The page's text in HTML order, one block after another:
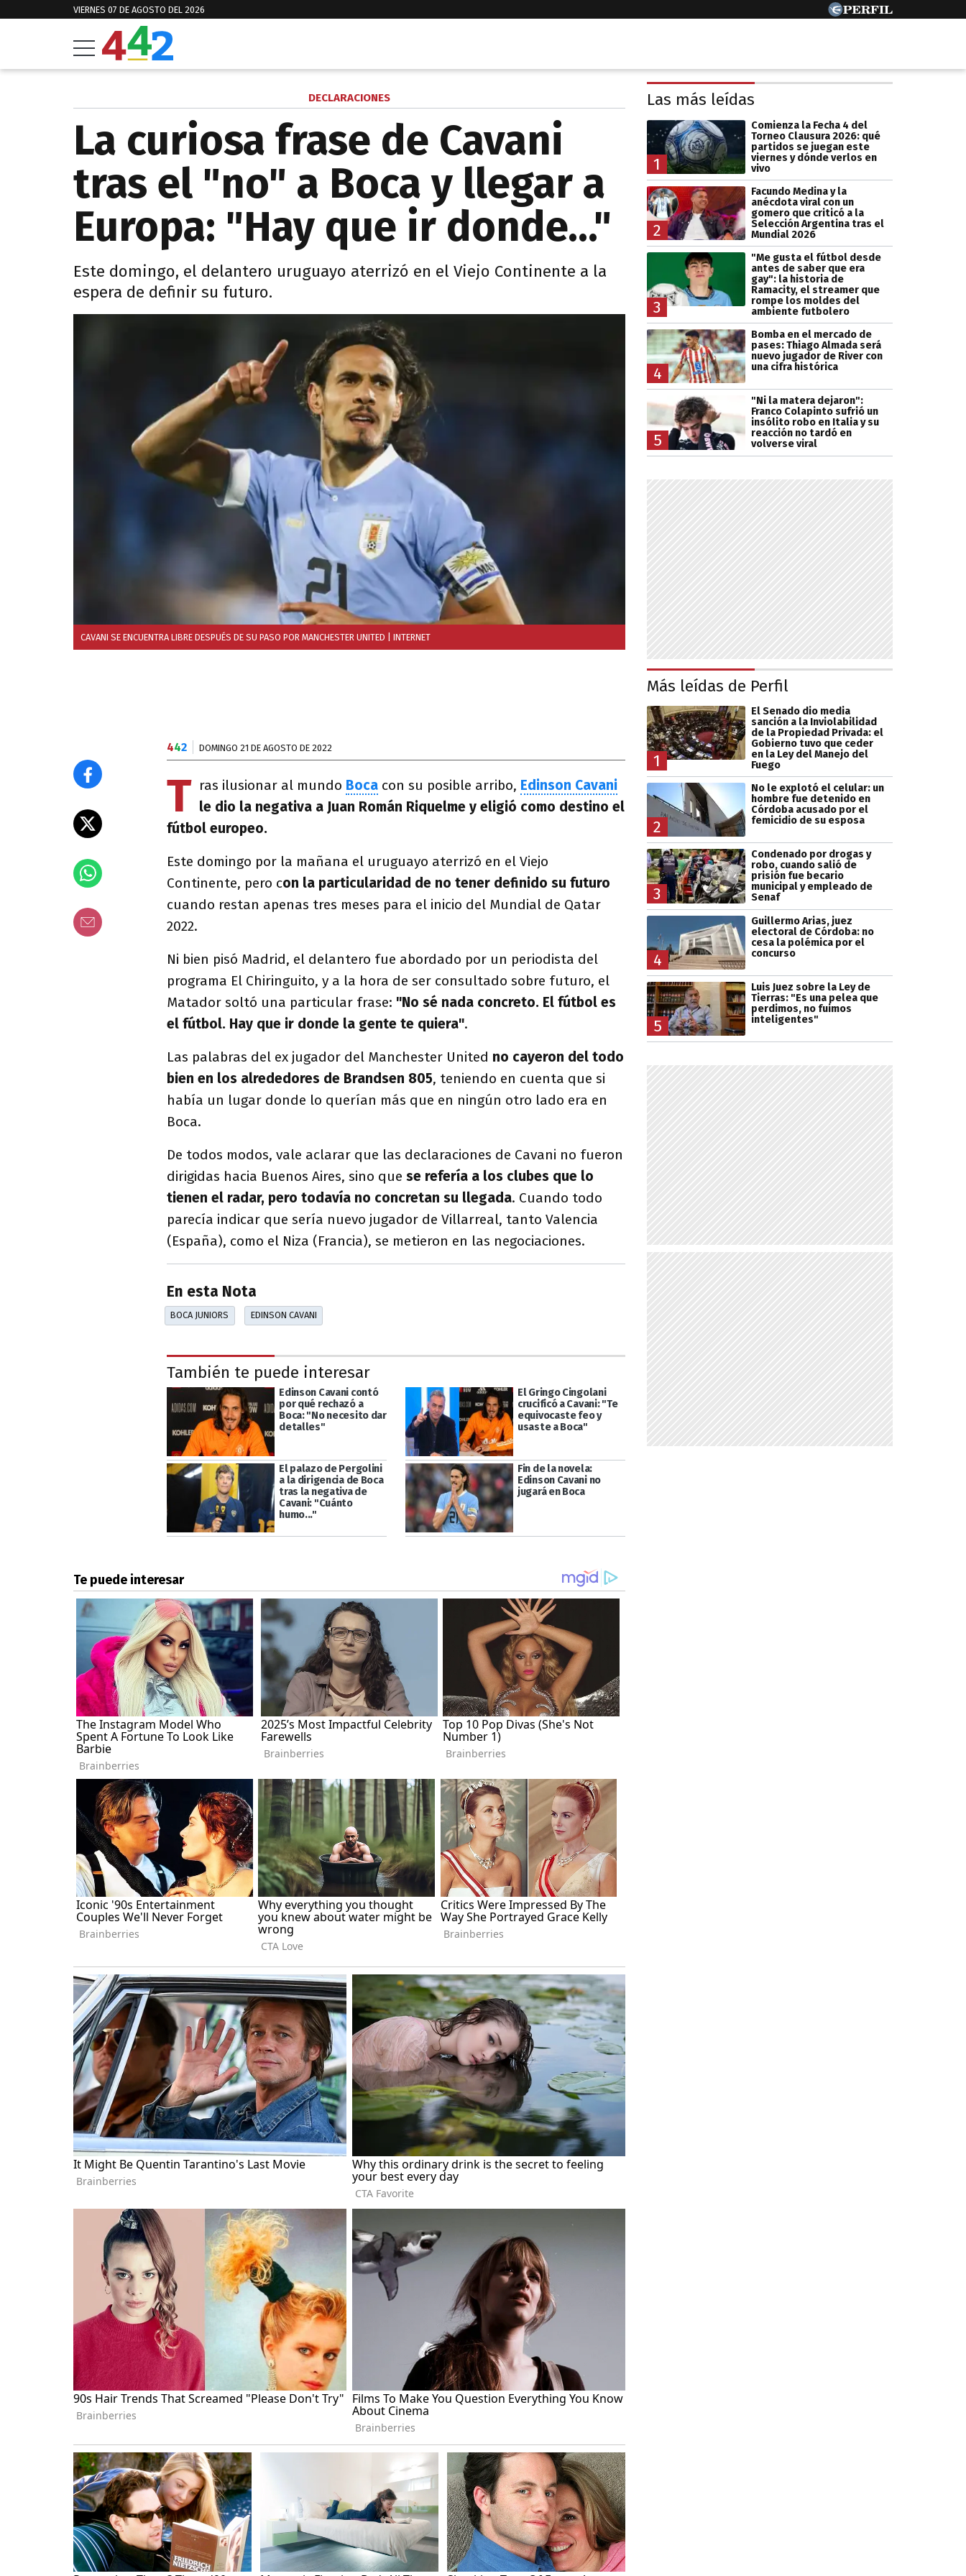
VIERNES 07 DE AGOSTO DEL 2026
DECLARACIONES
La curiosa frase de Cavani
tras el "no" a Boca y llegar a
Europa: "Hay que ir donde…"
Este domingo, el delantero uruguayo aterrizó en el Viejo Continente a la
espera de definir su futuro.
CAVANI SE ENCUENTRA LIBRE DESPUÉS DE SU PASO POR MANCHESTER UNITED | INTERNET
442 DOMINGO 21 DE AGOSTO DE 2022
T ras ilusionar al mundo Boca con su posible arribo, Edinson Cavani
le dio la negativa a Juan Román Riquelme y eligió como destino el
fútbol europeo.
Este domingo por la mañana el uruguayo aterrizó en el Viejo
Continente, pero con la particularidad de no tener definido su futuro
cuando restan apenas tres meses para el inicio del Mundial de Qatar
2022.
Ni bien pisó Madrid, el delantero fue abordado por un periodista del
programa El Chiringuito, y a la hora de ser consultado sobre futuro, el
Matador soltó una particular frase: "No sé nada concreto. El fútbol es
el fútbol. Hay que ir donde la gente te quiera".
Las palabras del ex jugador del Manchester United no cayeron del todo
bien en los alrededores de Brandsen 805, teniendo en cuenta que si
había un lugar donde lo querían más que en ningún otro lado era en
Boca.
De todos modos, vale aclarar que las declaraciones de Cavani no fueron
dirigidas hacia Buenos Aires, sino que se refería a los clubes que lo
tienen el radar, pero todavía no concretan su llegada. Cuando todo
parecía indicar que sería nuevo jugador de Villarreal, tanto Valencia
(España), como el Niza (Francia), se metieron en las negociaciones.
En esta Nota
BOCA JUNIORS EDINSON CAVANI
También te puede interesar
Edinson Cavani contó
por qué rechazó a
Boca: "No necesito dar
detalles"
El Gringo Cingolani
crucificó a Cavani: "Te
equivocaste feo y
usaste a Boca"
El palazo de Pergolini
a la dirigencia de Boca
tras la negativa de
Cavani: "Cuánto
humo..."
Fin de la novela:
Edinson Cavani no
jugará en Boca
Las más leídas
1
Comienza la Fecha 4 del
Torneo Clausura 2026: qué
partidos se juegan este
viernes y dónde verlos en
vivo
2
Facundo Medina y la
anécdota viral con un
gomero que criticó a la
Selección Argentina tras el
Mundial 2026
3
"Me gusta el fútbol desde
antes de saber que era
gay": la historia de
Ramacity, el streamer que
rompe los moldes del
ambiente futbolero
4
Bomba en el mercado de
pases: Thiago Almada será
nuevo jugador de River con
una cifra histórica
5
"Ni la matera dejaron":
Franco Colapinto sufrió un
insólito robo en Italia y su
reacción no tardó en
volverse viral
Más leídas de Perfil
1
El Senado dio media
sanción a la Inviolabilidad
de la Propiedad Privada: el
Gobierno tuvo que ceder
en la Ley del Manejo del
Fuego
2
No le explotó el celular: un
hombre fue detenido en
Córdoba acusado por el
femicidio de su esposa
3
Condenado por drogas y
robo, cuando salió de
prisión fue becario
municipal y empleado de
Senaf
4
Guillermo Arias, juez
electoral de Córdoba: no
cesa la polémica por el
concurso
5
Luis Juez sobre la Ley de
Tierras: "Es una pelea que
perdimos, no fuimos
inteligentes"